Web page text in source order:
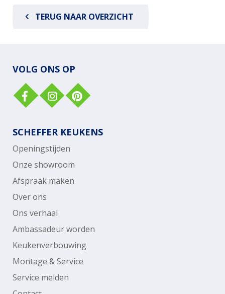
TERUG NAAR OVERZICHT
VOLG ONS OP
SCHEFFER KEUKENS
Openingstijden
Onze showroom
Afspraak maken
Over ons
Ons verhaal
Ambassadeur worden
Keukenverbouwing
Montage & Service
Service melden